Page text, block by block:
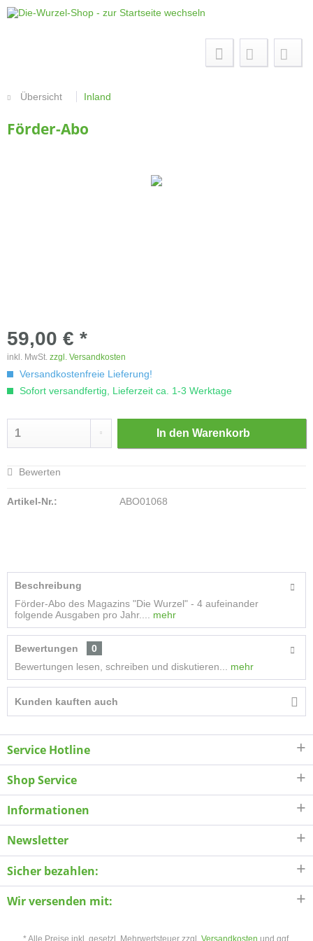
Übersicht Inland
Förder-Abo
59,00 € *
inkl. MwSt. zzgl. Versandkosten
Versandkostenfreie Lieferung!
Sofort versandfertig, Lieferzeit ca. 1-3 Werktage
In den Warenkorb
Bewerten
Artikel-Nr.: ABO01068
Beschreibung
Förder-Abo des Magazins "Die Wurzel" - 4 aufeinander
folgende Ausgaben pro Jahr....
mehr
Bewertungen
0
Bewertungen lesen, schreiben und diskutieren...
mehr
Kunden kauften auch
Service Hotline
Shop Service
Informationen
Newsletter
Sicher bezahlen:
Wir versenden mit: